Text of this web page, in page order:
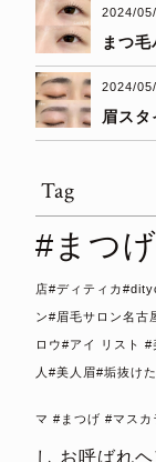
2024/
まつ
2024/
眉ス
Tag
#まつ
店#ディティカ
ン#眉毛サロン名古
ロウ#アイ リスト
人#美人眉#垢抜け
マ #まつげ #マスカ
し お呼ばれヘ